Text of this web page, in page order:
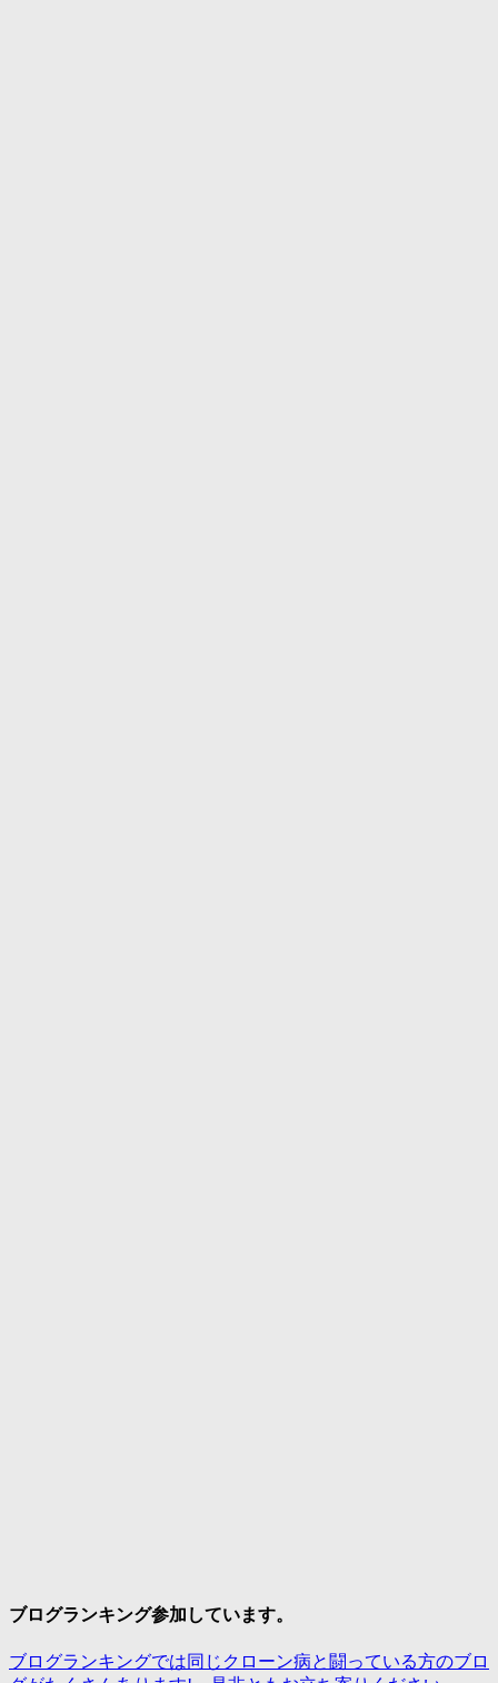
ブログランキング参加しています。
ブログランキングでは同じクローン病と闘っている方のブロ